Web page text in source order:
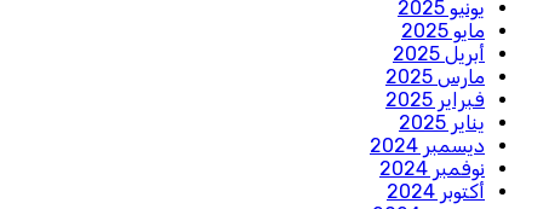
يونيو 2025
مايو 2025
أبريل 2025
مارس 2025
فبراير 2025
يناير 2025
ديسمبر 2024
نوفمبر 2024
أكتوبر 2024